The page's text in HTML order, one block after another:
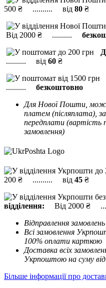
500 ₴ .......... від 80 ₴
Від 2000 ₴ ..........
.......... від 60 ₴
.......... безкоштовно
Для Нової Пошти,
платем (післяплата),
передплати (вартість
замовлення)
200 ₴ .......... від 45 ₴
відділення: Від 2000 ₴
Відправлення
Всі замовлення
100% оплати карткою
Доставка всіх
Укрпоштою на суму
Більше інформації про